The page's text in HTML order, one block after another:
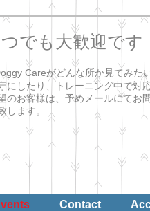
でも大歓迎です
Careがどんな所か見てみた
にしたり、トレーニング中で対
のお客様は、予めメールにてお
します。
Contact